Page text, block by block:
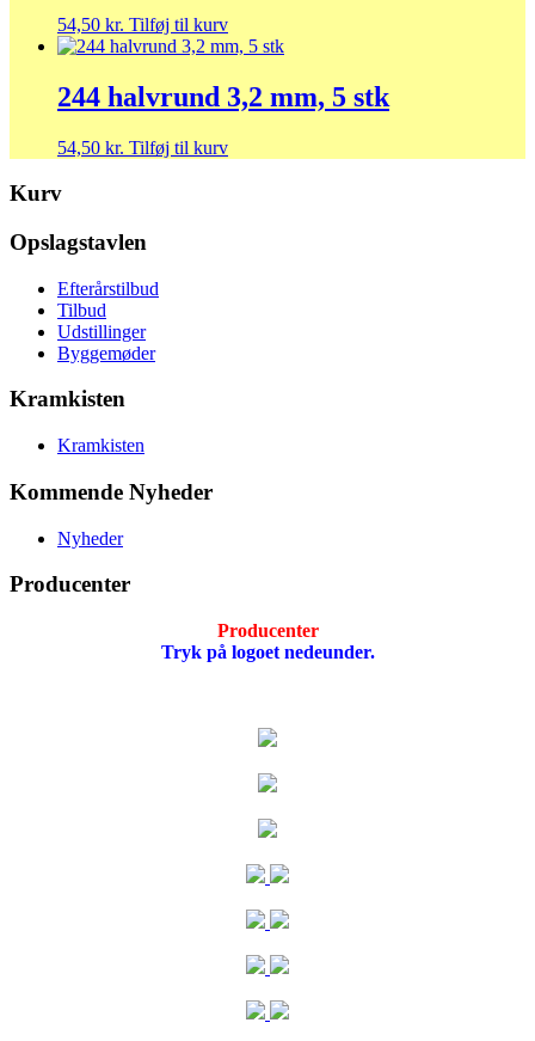
54,50 kr. Tilføj til kurv
244 halvrund 3,2 mm, 5 stk
54,50 kr. Tilføj til kurv
Kurv
Opslagstavlen
Efterårstilbud
Tilbud
Udstillinger
Byggemøder
Kramkisten
Kramkisten
Kommende Nyheder
Nyheder
Producenter
Producenter
Tryk på logoet nedeunder.